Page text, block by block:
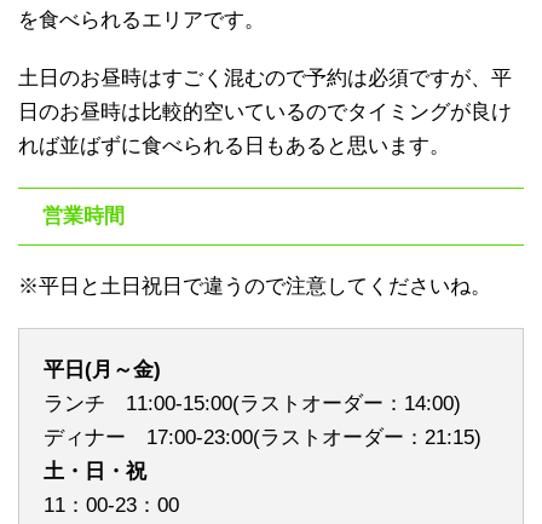
を食べられるエリアです。
土日のお昼時はすごく混むので予約は必須ですが、平
日のお昼時は比較的空いているのでタイミングが良け
れば並ばずに食べられる日もあると思います。
営業時間
※平日と土日祝日で違うので注意してくださいね。
平日(月～金)
ランチ 11:00-15:00(ラストオーダー：14:00)
ディナー 17:00-23:00(ラストオーダー：21:15)
土・日・祝
11：00-23：00